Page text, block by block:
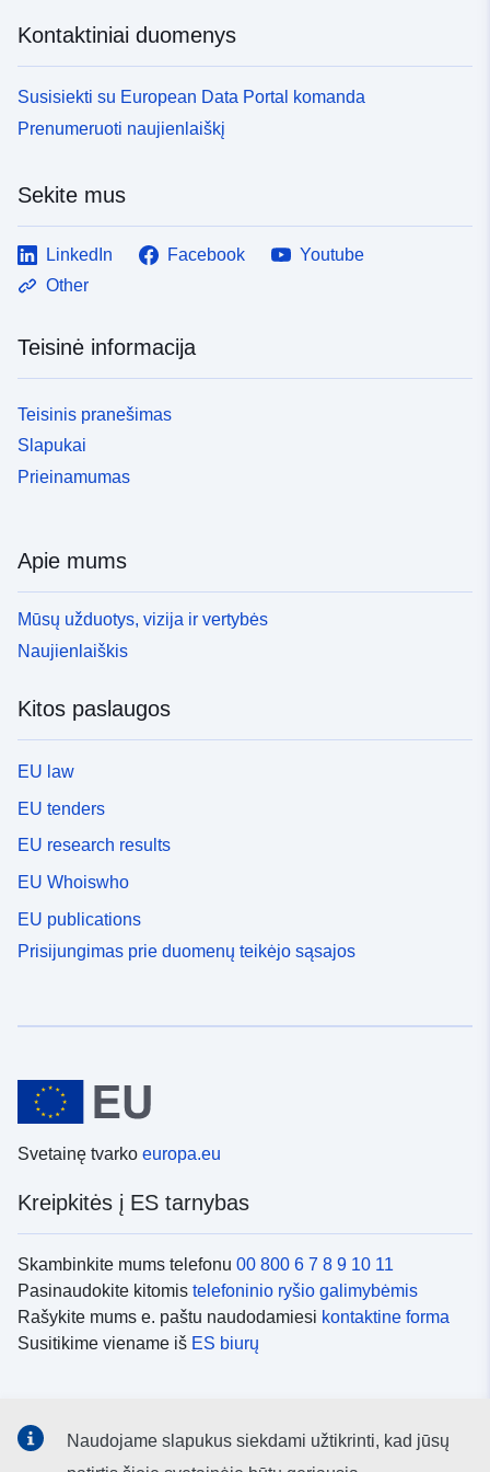
Kontaktiniai duomenys
Susisiekti su European Data Portal komanda
Prenumeruoti naujienlaiškį
Sekite mus
LinkedIn Facebook
Youtube
Other
Teisinė informacija
Teisinis pranešimas
Slapukai
Prieinamumas
Apie mums
Mūsų užduotys, vizija ir vertybės
Naujienlaiškis
Kitos paslaugos
EU law
EU tenders
EU research results
EU Whoiswho
EU publications
Prisijungimas prie duomenų teikėjo sąsajos
Svetainę tvarko europa.eu
Kreipkitės į ES tarnybas
Skambinkite mums telefonu 00 800 6 7 8 9 10 11
Pasinaudokite kitomis telefoninio ryšio galimybėmis
Rašykite mums e. paštu naudodamiesi kontaktine forma
Susitikime viename iš ES biurų
Naudojame slapukus siekdami užtikrinti, kad jūsų